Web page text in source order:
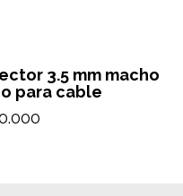
3.5 mm macho
para cable